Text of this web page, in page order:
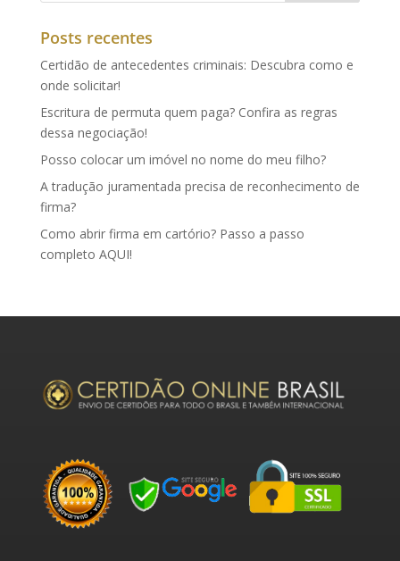
Posts recentes
Certidão de antecedentes criminais: Descubra como e
onde solicitar!
Escritura de permuta quem paga? Confira as regras
dessa negociação!
Posso colocar um imóvel no nome do meu filho?
A tradução juramentada precisa de reconhecimento de
firma?
Como abrir firma em cartório? Passo a passo
completo AQUI!